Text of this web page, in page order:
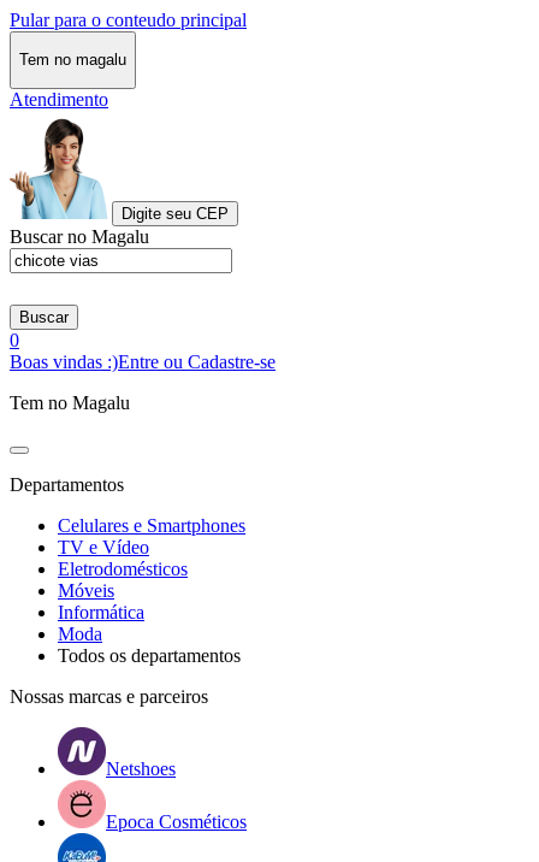
Pular para o conteudo principal
Tem no magalu
Atendimento
Digite seu CEP
Buscar no Magalu
Buscar
0
Boas vindas :)Entre ou Cadastre-se
Tem no Magalu
Departamentos
Celulares e Smartphones
TV e Vídeo
Eletrodomésticos
Móveis
Informática
Moda
Todos os departamentos
Nossas marcas e parceiros
Netshoes
Epoca Cosméticos